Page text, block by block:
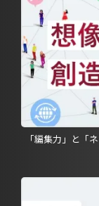
「編集力」と「